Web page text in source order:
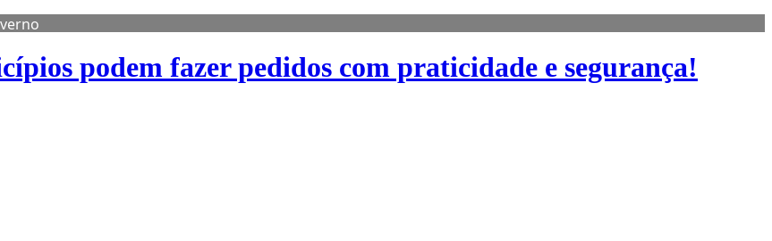
podem fazer pedidos com praticidade e segurança!